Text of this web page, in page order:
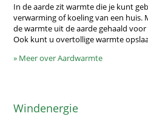
In de aarde zit warmte die je kunt
verwarming of koeling van een
de warmte uit de aarde gehaald
Ook kunt u overtollige warmte
» Meer over Aardwarmte
Windenergie